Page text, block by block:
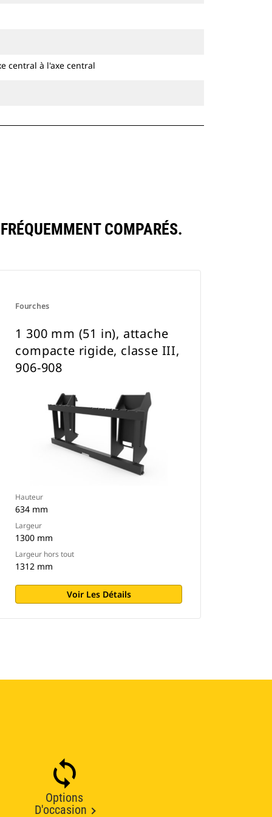
central à l'axe central
COMPARÉS.
Fourches
1 300 mm (51 in), attache
compacte rigide, classe III,
906-908
Hauteur
634 mm
Largeur
1300 mm
Largeur hors tout
1312 mm
Voir Les Détails
Options
D'occasion